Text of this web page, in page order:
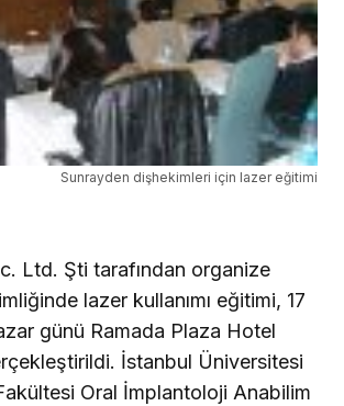
Sunrayden dişhekimleri için lazer eğitimi
Ltd. Şti tarafından organize
lazer kullanımı eğitimi, 17
günü Ramada Plaza Hotel
İstanbul Üniversitesi
Oral İmplantoloji Anabilim